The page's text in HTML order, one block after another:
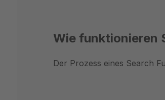
Wie funktionieren
Der Prozess eines Search